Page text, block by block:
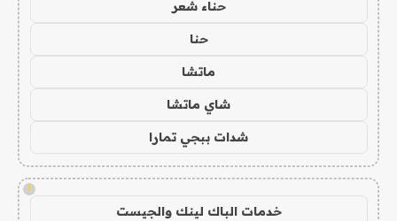
حناء شعر
حنا
ماتشا
شاي ماتشا
شدات ببجي تمارا
!
خدمات الباك لينك والجيست